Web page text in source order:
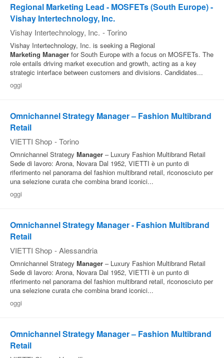
Regional Marketing Lead - MOSFETs (South Europe) -
Vishay Intertechnology, Inc.
Vishay Intertechnology, Inc. - Torino
Vishay Intertechnology, Inc. is seeking a Regional
Marketing Manager for South Europe with a focus on MOSFETs. The
role entails driving market execution and growth, acting as a key
strategic interface between customers and divisions. Candidates...
oggi
Omnichannel Strategy Manager – Fashion Multibrand
Retail
VIETTI Shop - Torino
Omnichannel Strategy Manager – Luxury Fashion Multibrand Retail
Sede di lavoro: Arona, Novara Dal 1952, VIETTI è un punto di
riferimento nel panorama del fashion multibrand retail, riconosciuto per
una selezione curata che combina brand iconici...
oggi
Omnichannel Strategy Manager - Fashion Multibrand
Retail
VIETTI Shop - Alessandria
Omnichannel Strategy Manager – Luxury Fashion Multibrand Retail
Sede di lavoro: Arona, Novara Dal 1952, VIETTI è un punto di
riferimento nel panorama del fashion multibrand retail, riconosciuto per
una selezione curata che combina brand iconici...
oggi
Omnichannel Strategy Manager – Fashion Multibrand
Retail